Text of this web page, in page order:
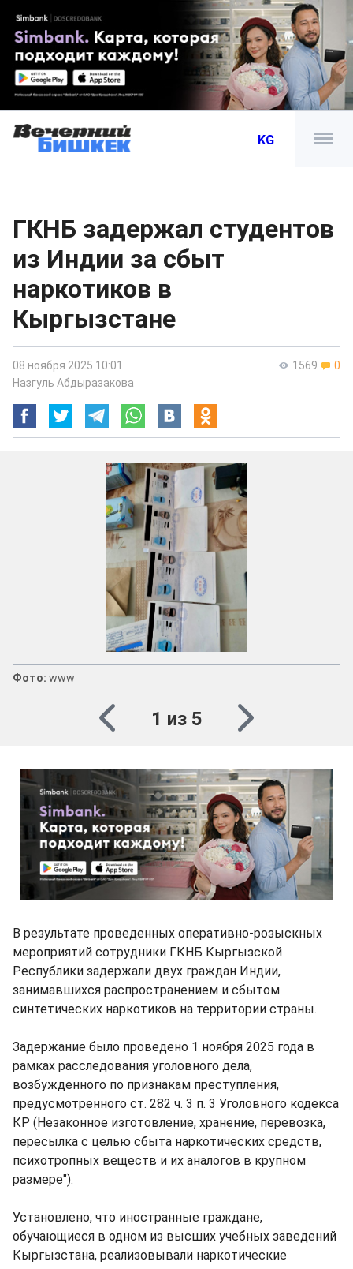
KG
ГКНБ задержал студентов
из Индии за сбыт
наркотиков в
Кыргызстане
1569 0
08 ноября 2025 10:01
Назгуль Абдыразакова
Фото: www
1 из 5
В результате проведенных оперативно-розыскных
мероприятий сотрудники ГКНБ Кыргызской
Республики задержали двух граждан Индии,
занимавшихся распространением и сбытом
синтетических наркотиков на территории страны.
Задержание было проведено 1 ноября 2025 года в
рамках расследования уголовного дела,
возбужденного по признакам преступления,
предусмотренного ст. 282 ч. 3 п. 3 Уголовного кодекса
КР (Незаконное изготовление, хранение, перевозка,
пересылка с целью сбыта наркотических средств,
психотропных веществ и их аналогов в крупном
размере").
Установлено, что иностранные граждане,
обучающиеся в одном из высших учебных заведений
Кыргызстана, реализовывали наркотические